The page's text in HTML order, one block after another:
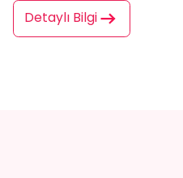
Detaylı Bilgi